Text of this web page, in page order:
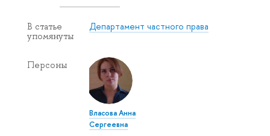
В статье
упомянуты
Департамент частного права
Персоны
Власова Анна
Сергеевна